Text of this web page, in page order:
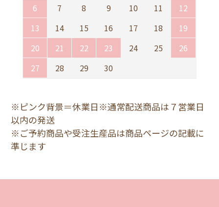
6
7 8 9 10 11
12
13
14 15 16 17 18
19
20
21 22 23 24 25
26
27
28 29 30
※ピンク背景＝休業日※通常配送商品は７営業日
以内の発送
※ご予約商品や受注生産品は商品ページの記載に
準じます